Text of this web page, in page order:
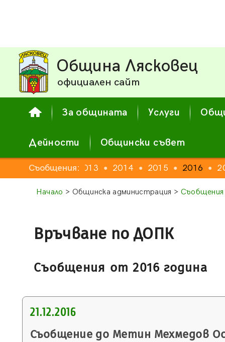
Община Лясковец
официален сайт
За общината Услуги
Дейности Общински съвет
Съобщения:
2012 ● 2013 ● 2014 ● 2015 ● 2016 ●
Начало > Общинска администрация > Съобщения
Връчване по ДОПК
Съобщения от 2016 година
21.12.2016
Съобщение до Метин Мехмедов